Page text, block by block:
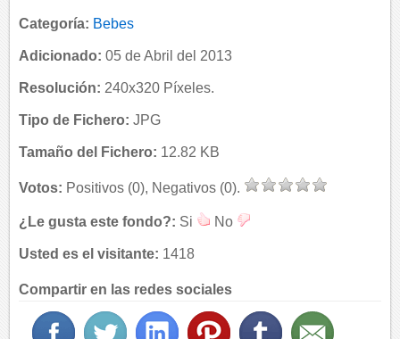
Categoría: Bebes
Adicionado: 05 de Abril del 2013
Resolución: 240x320 Píxeles.
Tipo de Fichero: JPG
Tamaño del Fichero: 12.82 KB
Votos: Positivos (0), Negativos (0).
¿Le gusta este fondo?: Si No
Usted es el visitante: 1418
Compartir en las redes sociales